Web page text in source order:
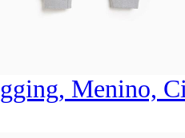
Menino,